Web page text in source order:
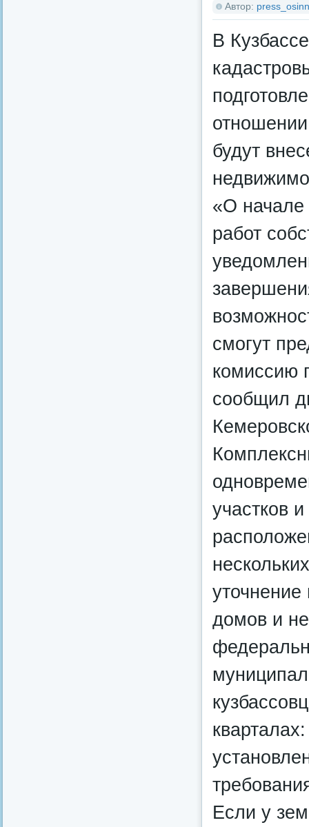
Автор:
В
будут
«О начале
работ
смогут
комиссию
сообщил
участков
домов и
Если у